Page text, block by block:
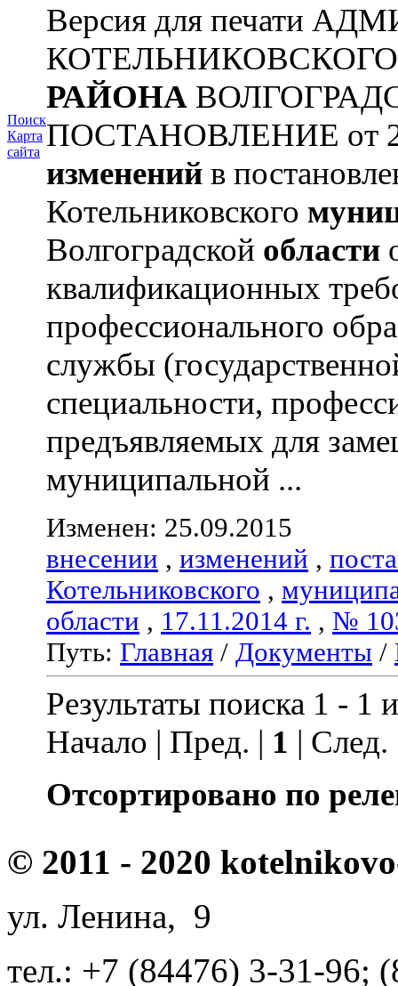
Поиск
Карта
сайта
Версия для печати
РАЙОНА
ПОСТАНОВЛЕНИЕ от
изменений в
Котельниковского
Волгоградской области
квалификационных
профессионального
службы
специальности,
предъявляемых для
муниципальной ...
Изменен: 25.09.2015
внесении , изменений ,
Котельниковского ,
области , 17.11.2014 г. , №
Путь: Главная / Документы /
Результаты поиска 1 - 1
Начало | Пред. | 1 |
Отсортировано по
© 2011 - 2020
ул. Ленина, 9
тел.: +7 (84476) 3-31-96;